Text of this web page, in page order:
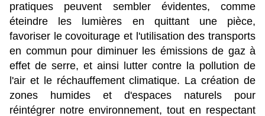
pratiques peuvent sembler évidentes, comme
éteindre les lumières en quittant une pièce,
favoriser le covoiturage et l'utilisation des transports
en commun pour diminuer les émissions de gaz à
effet de serre, et ainsi lutter contre la pollution de
l'air et le réchauffement climatique. La création de
zones humides et d'espaces naturels pour
réintégrer notre environnement, tout en respectant